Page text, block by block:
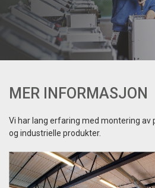
MER INFORMASJON
Vi har lang erfaring med montering av
og industrielle produkter.